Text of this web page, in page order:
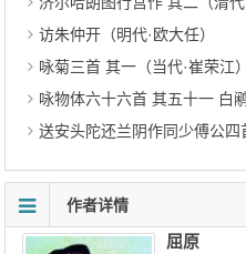
访朱仲开（明代·欧大任）
咏菊三首 其一（当代·崔荣江）
咏物体六十六首 其五十一 白
送安头陀还兰阴作同少傅公四
作者详情
屈原